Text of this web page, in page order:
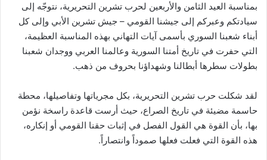
بمناسبة العيد الثامن والأربعين لحرب تشرين التحريرية، نتوجّه إلى
سيادتكم وعبركم إلى جيشنا القومي – جيش تشرين الأبي وإلى كل
أبناء شعبنا السوري بأسمى آيات التهاني بهذه المناسبة العظيمة،
التي حفرت في تاريخ أمتنا السورية وعالمنا العربي ووجدان شعبنا
بطولات سطرها أبطالنا وشهداؤنا بحروف من ذهب.
لقد شكلت حرب تشرين التحريرية، بكل مجرياتها وتفاصيلها، محطة
حاسمة مضيئة في تاريخ الصراع، حيث أرست قاعدة راسخة نؤمن
بها، بأن القوة هي القول الفصل في إثبات حقنا القومي أو إنكاره،
هذه القوة التي فعلت فعلها صموداً وانتصاراً.